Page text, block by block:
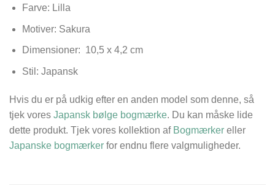
Farve: Lilla
Motiver: Sakura
Dimensioner: 10,5 x 4,2 cm
Stil: Japansk
Hvis du er på udkig efter en anden model som denne, så
tjek vores Japansk bølge bogmærke. Du kan måske lide
dette produkt. Tjek vores kollektion af Bogmærker eller
Japanske bogmærker for endnu flere valgmuligheder.